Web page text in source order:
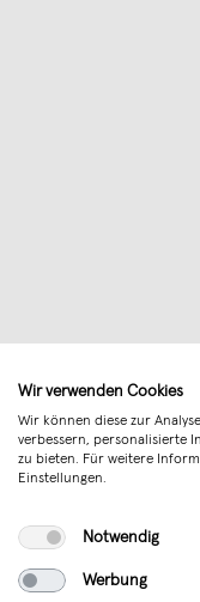
Wir verwenden Cookies
Wir können diese zur
verbessern, personalisierte
zu bieten. Für weitere
Einstellungen.
Notwendig
Werbung